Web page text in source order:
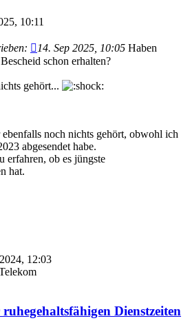
10:11
14. Sep 2025, 10:05 Haben
schon erhalten?
gehört...
noch nichts gehört, obwohl ich
abgesendet habe.
erfahren, ob es jüngste
hat.
12:03
Dienstzeiten